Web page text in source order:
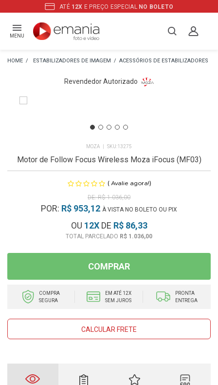
ATÉ 12X E PREÇO ESPECIAL NO BOLETO
MENU
ESTABILIZADORES DE IMAGEM ACESSÓRIOS DE ESTABILIZADORES
Revendedor Autorizado
MOZA 13275
Motor de Follow Focus Wireless Moza iFocus (MF03)
( Avalie agora!)
R$ 1.036,00
POR: R$ 953,12 À VISTA NO BOLETO OU PIX
OU 12XDE R$ 86,33
R$ 1.036,00
COMPRAR
COMPRA
SEGURA
EM ATÉ 12X
SEM JUROS
PRONTA
ENTREGA
CALCULAR FRETE